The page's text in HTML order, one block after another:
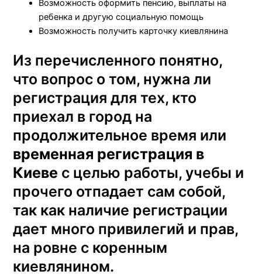
Возможность оформить пенсию, выплаты на
ребенка и другую социальную помощь
Возможность получить карточку киевлянина
Из перечисленного понятно,
что вопрос о том, нужна ли
регистрация для тех, кто
приехал в город на
продолжительное время или
временная регистрация в
Киеве с целью работы, учебы и
прочего отпадает сам собой,
так как наличие регистрации
дает много привилегий и прав,
на ровне с коренным
киевлянином.